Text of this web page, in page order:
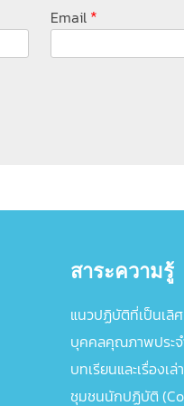
Email *
สาระความรู้
แนวปฏิบัติที่เป็นเลิ
บุคคลคุณภาพประจ
บทเรียนและเรื่องเ
ชุมชนนักปฏิบัติ